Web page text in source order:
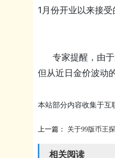
1月份开业以来接
专家提醒，由于
但从近日金价波动
本站部分内容收集于互
上一篇： 关于99版币王
相关阅读